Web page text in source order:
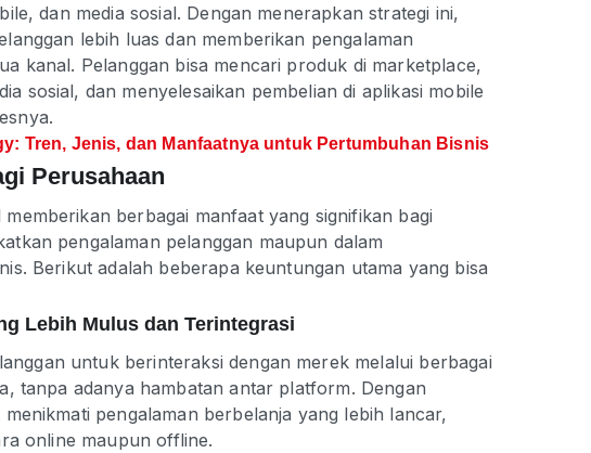
dan media sosial. Dengan menerapkan strategi ini,
lebih luas dan memberikan pengalaman
kanal. Pelanggan bisa mencari produk di marketplace,
sosial, dan menyelesaikan pembelian di aplikasi mobile
Tren, Jenis, dan Manfaatnya untuk Pertumbuhan Bisnis
Perusahaan
berbagai manfaat yang signifikan bagi
pengalaman pelanggan maupun dalam
Berikut adalah beberapa keuntungan utama yang bisa
Lebih Mulus dan Terintegrasi
untuk berinteraksi dengan merek melalui berbagai
tanpa adanya hambatan antar platform. Dengan
pengalaman berbelanja yang lebih lancar,
online maupun offline.